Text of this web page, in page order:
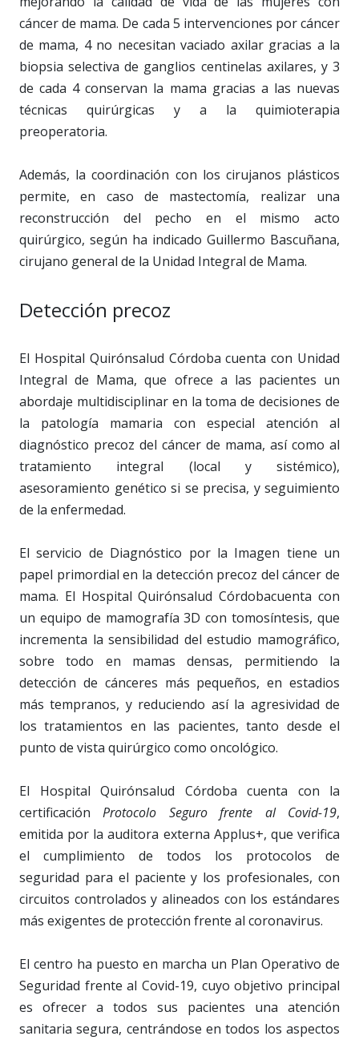
cáncer de mama. De cada 5 intervenciones por cáncer
de mama, 4 no necesitan vaciado axilar gracias a la
biopsia selectiva de ganglios centinelas axilares, y 3
de cada 4 conservan la mama gracias a las nuevas
técnicas quirúrgicas y a la quimioterapia
preoperatoria.
Además, la coordinación con los cirujanos plásticos
permite, en caso de mastectomía, realizar una
reconstrucción del pecho en el mismo acto
quirúrgico, según ha indicado Guillermo Bascuñana,
cirujano general de la Unidad Integral de Mama.
Detección precoz
El Hospital Quirónsalud Córdoba cuenta con Unidad
Integral de Mama, que ofrece a las pacientes un
abordaje multidisciplinar en la toma de decisiones de
la patología mamaria con especial atención al
diagnóstico precoz del cáncer de mama, así como al
tratamiento integral (local y sistémico),
asesoramiento genético si se precisa, y seguimiento
de la enfermedad.
El servicio de Diagnóstico por la Imagen tiene un
papel primordial en la detección precoz del cáncer de
mama. El Hospital Quirónsalud Córdobacuenta con
un equipo de mamografía 3D con tomosíntesis, que
incrementa la sensibilidad del estudio mamográfico,
sobre todo en mamas densas, permitiendo la
detección de cánceres más pequeños, en estadios
más tempranos, y reduciendo así la agresividad de
los tratamientos en las pacientes, tanto desde el
punto de vista quirúrgico como oncológico.
El Hospital Quirónsalud Córdoba cuenta con la
certificaciónProtocolo Seguro frente al Covid-19,
emitida por la auditora externa Applus+, que verifica
el cumplimiento de todos los protocolos de
seguridad para el paciente y los profesionales, con
circuitos controlados y alineados con los estándares
más exigentes de protección frente al coronavirus.
El centro ha puesto en marcha un Plan Operativo de
Seguridad frente al Covid-19, cuyo objetivo principal
es ofrecer a todos sus pacientes una atención
sanitaria segura, centrándose en todos los aspectos